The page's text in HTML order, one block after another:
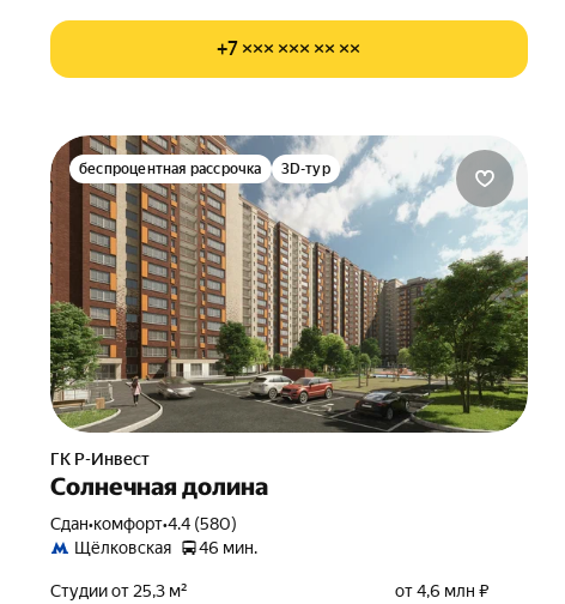
+7 ××× ××× ×× ××
беспроцентная рассрочка 3D-тур
ГК Р-Инвест
Солнечная долина
Сдан•комфорт•4.4 (580)
Щёлковская
46 мин.
Студии от 25,3 м²
от 4,6 млн ₽